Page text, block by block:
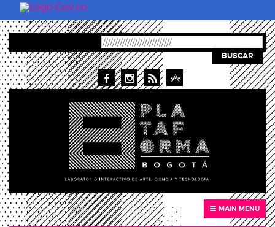
Pasar al contenido principal
BUSCAR
MAIN MENU